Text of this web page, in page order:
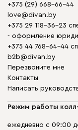
+375 (29) 668-66-44
love@divan.by
+375 29 118-36-23
- оформление
+375 44 768-64-44
b2b@divan.by
Перезвоните мне
Контакты
Написать
Режим работы
ежедневно с 09:00